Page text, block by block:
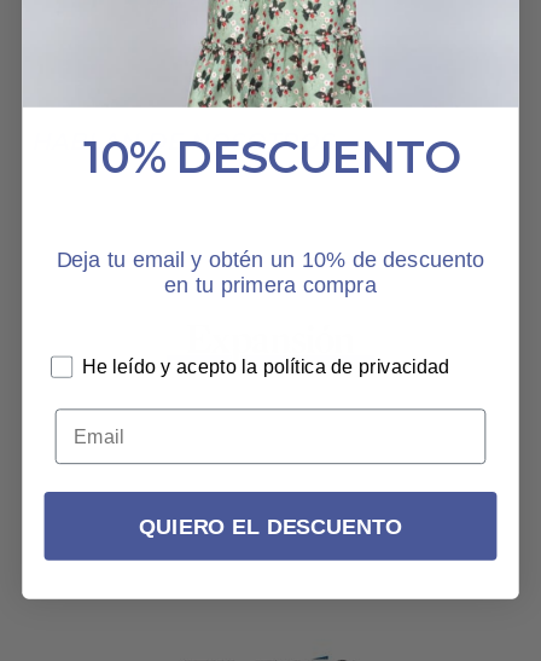
2 JUNIO, 2025
HABLAN DE NOSOTROS
10% DESCUENTO
Deja tu email y obtén un 10% de descuento
en tu primera compra
He leído y acepto la política de privacidad
QUIERO EL DESCUENTO